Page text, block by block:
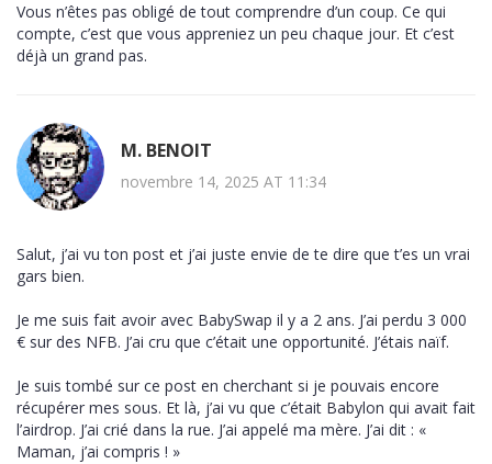
Vous n’êtes pas obligé de tout comprendre d’un coup. Ce qui
compte, c’est que vous appreniez un peu chaque jour. Et c’est
déjà un grand pas.
M. BENOIT
novembre 14, 2025 AT 11:34
Salut, j’ai vu ton post et j’ai juste envie de te dire que t’es un vrai
gars bien.
Je me suis fait avoir avec BabySwap il y a 2 ans. J’ai perdu 3 000
€ sur des NFB. J’ai cru que c’était une opportunité. J’étais naïf.
Je suis tombé sur ce post en cherchant si je pouvais encore
récupérer mes sous. Et là, j’ai vu que c’était Babylon qui avait fait
l’airdrop. J’ai crié dans la rue. J’ai appelé ma mère. J’ai dit : «
Maman, j’ai compris ! »